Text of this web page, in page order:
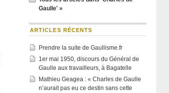
Gaulle' »
ARTICLES RÉCENTS
Prendre la suite de Gaullisme.fr
1er mai 1950, discours du Général de
Gaulle aux travailleurs, à Bagatelle
Mathieu Geagea : « Charles de Gaulle
n’aurait pas eu ce destin sans cette